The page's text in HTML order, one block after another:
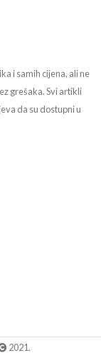
i samih cijena, ali ne
grešaka. Svi artikli
da su dostupni u
2021.